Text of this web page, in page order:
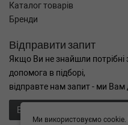
Каталог товарів
Бренди
Відправити запит
Якщо Ви не знайшли потрібні
допомога в підборі,
відправте нам запит - ми
Відправити запит продавцю
Ми використовуємо cookie.